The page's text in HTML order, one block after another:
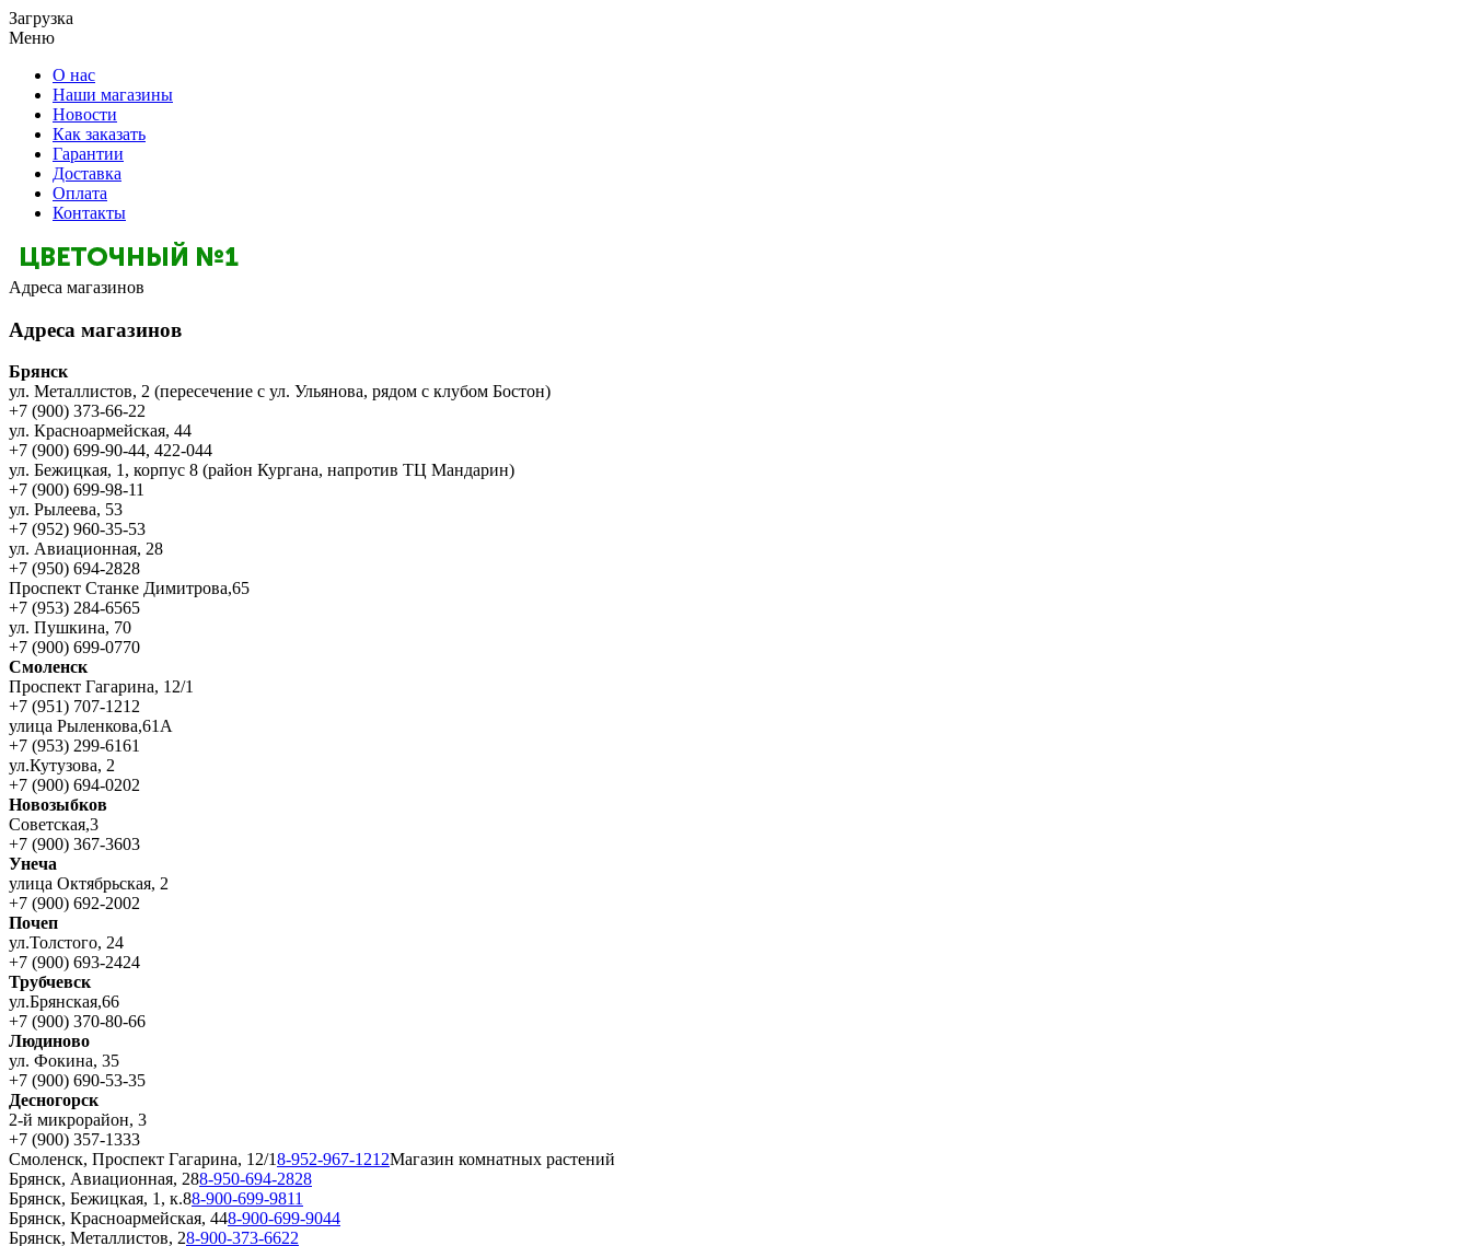
Загрузка
Меню
О нас
Наши магазины
Новости
Как заказать
Гарантии
Доставка
Оплата
Контакты
Адреса магазинов
Адреса магазинов
Брянск
ул. Металлистов, 2 (пересечение с ул. Ульянова, рядом с клубом Бостон)
+7 (900) 373-66-22
ул. Красноармейская, 44
+7 (900) 699-90-44, 422-044
ул. Бежицкая, 1, корпус 8 (район Кургана, напротив ТЦ Мандарин)
+7 (900) 699-98-11
ул. Рылеева, 53
+7 (952) 960-35-53
ул. Авиационная, 28
+7 (950) 694-2828
Проспект Станке Димитрова,65
+7 (953) 284-6565
ул. Пушкина, 70
+7 (900) 699-0770
Смоленск
Проспект Гагарина, 12/1
+7 (951) 707-1212
улица Рыленкова,61А
+7 (953) 299-6161
ул.Кутузова, 2
+7 (900) 694-0202
Новозыбков
Советская,3
+7 (900) 367-3603
Унеча
улица Октябрьская, 2
+7 (900) 692-2002
Почеп
ул.Толстого, 24
+7 (900) 693-2424
Трубчевск
ул.Брянская,66
+7 (900) 370-80-66
Людиново
ул. Фокина, 35
+7 (900) 690-53-35
Десногорск
2-й микрорайон, 3
+7 (900) 357-1333
Смоленск, Проспект Гагарина, 12/18-952-967-1212Магазин комнатных растений
Брянск, Авиационная, 288-950-694-2828
Брянск, Бежицкая, 1, к.88-900-699-9811
Брянск, Красноармейская, 448-900-699-9044
Брянск, Металлистов, 28-900-373-6622